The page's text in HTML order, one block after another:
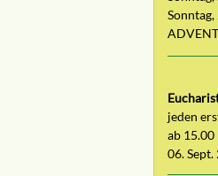
ADVENT
jeden
ab 15.00
06. Sept.